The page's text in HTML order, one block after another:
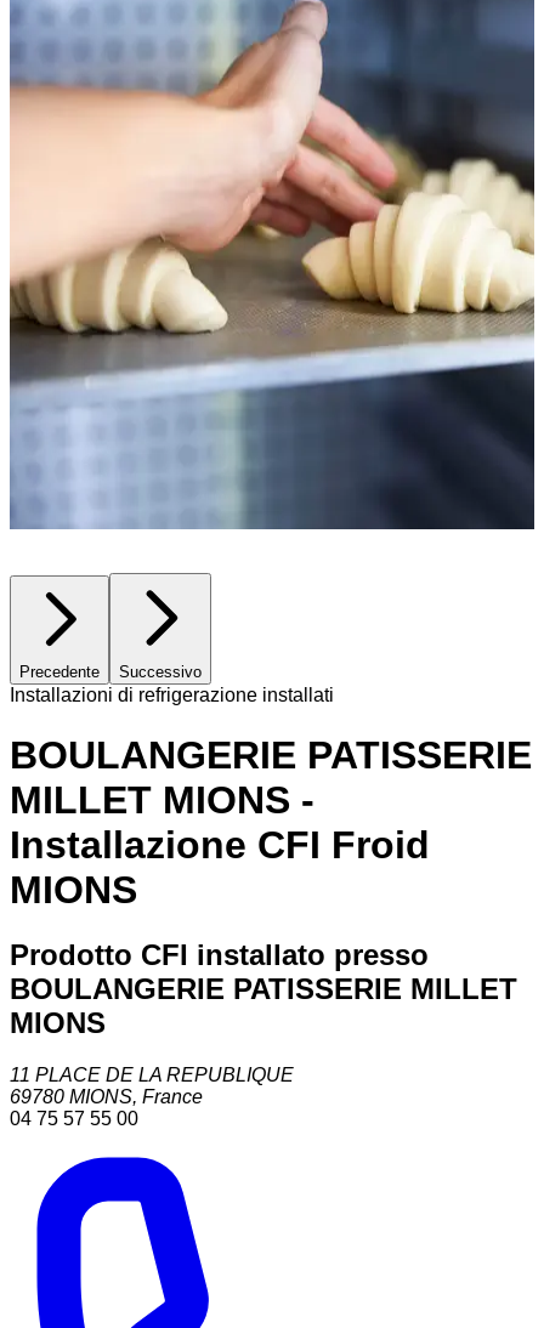
Precedente Successivo
Installazioni di refrigerazione installati
BOULANGERIE PATISSERIE
MILLET MIONS -
Installazione CFI Froid
MIONS
Prodotto CFI installato presso
BOULANGERIE PATISSERIE MILLET
MIONS
11 PLACE DE LA REPUBLIQUE
69780 MIONS, France
04 75 57 55 00